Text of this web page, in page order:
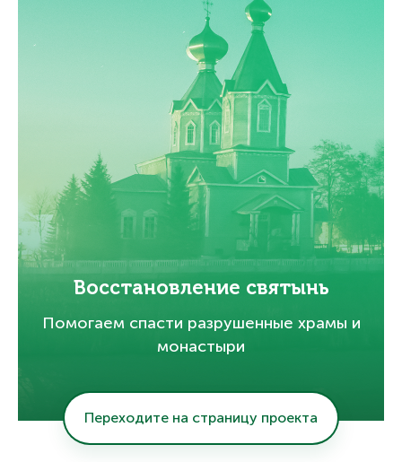
Восстановление святынь
Помогаем спасти разрушенные храмы и
монастыри
Переходите на страницу проекта